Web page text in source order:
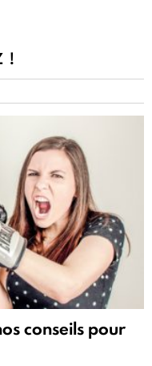
!
conseils pour